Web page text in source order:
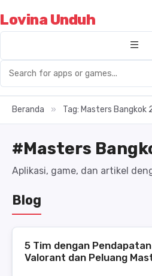
Lovina Unduh
Beranda » Tag: Masters Bangkok
#Masters
Aplikasi, game, dan artikel
Blog
5 Tim dengan
Valorant dan Peluang